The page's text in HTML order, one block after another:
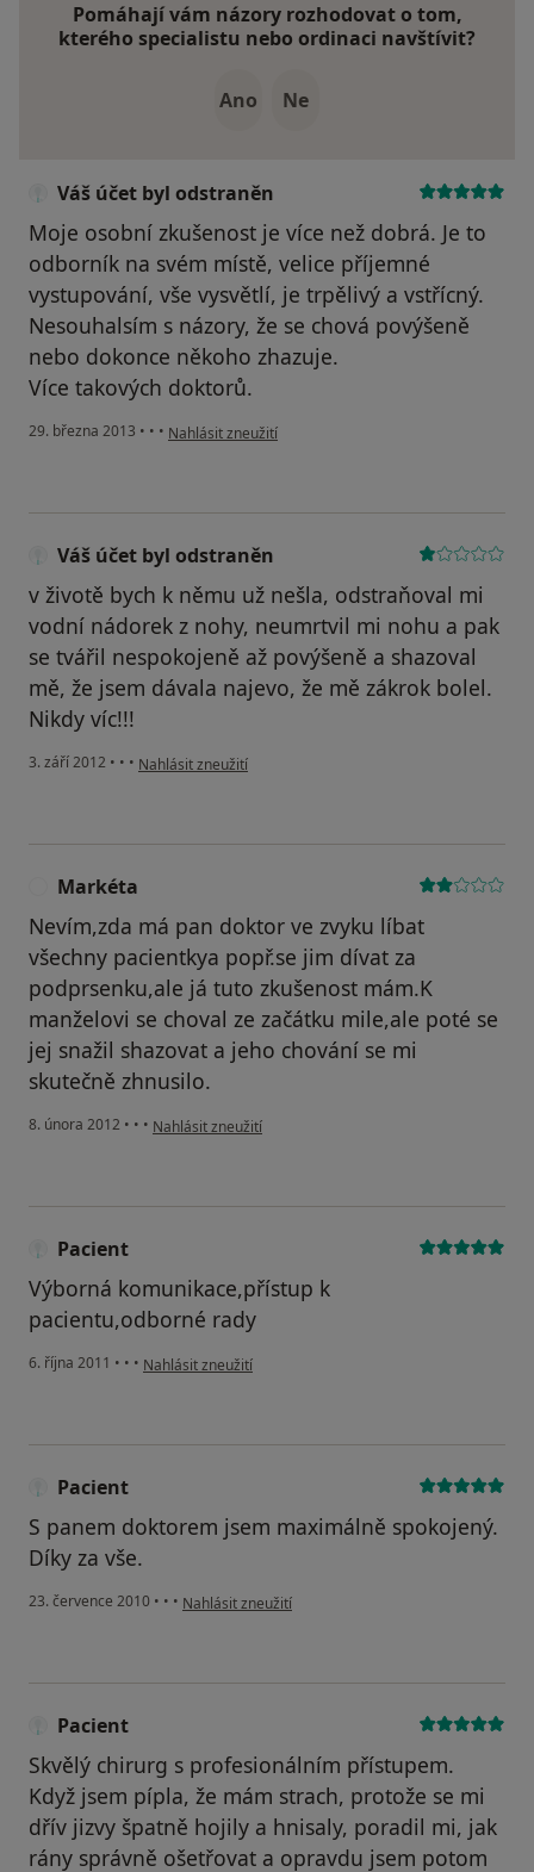
Pomáhají vám názory rozhodovat o tom,
kterého specialistu nebo ordinaci navštívit?
Ano Ne
Váš účet byl odstraněn
Moje osobní zkušenost je více než dobrá. Je to
odborník na svém místě, velice příjemné
vystupování, vše vysvětlí, je trpělivý a vstřícný.
Nesouhalsím s názory, že se chová povýšeně
nebo dokonce někoho zhazuje.
Více takových doktorů.
29. března 2013 • • • podle názoru uživatele Váš účet byl odstraněn
Nahlásit zneužití
Váš účet byl odstraněn
v životě bych k němu už nešla, odstraňoval mi
vodní nádorek z nohy, neumrtvil mi nohu a pak
se tvářil nespokojeně až povýšeně a shazoval
mě, že jsem dávala najevo, že mě zákrok bolel.
Nikdy víc!!!
3. září 2012 • • • podle názoru uživatele Váš účet byl odstraněn
Nahlásit zneužití
Markéta
Nevím,zda má pan doktor ve zvyku líbat
všechny pacientkya popř.se jim dívat za
podprsenku,ale já tuto zkušenost mám.K
manželovi se choval ze začátku mile,ale poté se
jej snažil shazovat a jeho chování se mi
skutečně zhnusilo.
8. února 2012 • • • podle názoru uživatele Markéta
Nahlásit zneužití
Pacient
Výborná komunikace,přístup k
pacientu,odborné rady
6. října 2011 • • • podle názoru uživatele Pacient
Nahlásit zneužití
Pacient
S panem doktorem jsem maximálně spokojený.
Díky za vše.
23. července 2010 • • • podle názoru uživatele Pacient
Nahlásit zneužití
Pacient
Skvělý chirurg s profesionálním přístupem.
Když jsem pípla, že mám strach, protože se mi
dřív jizvy špatně hojily a hnisaly, poradil mi, jak
rány správně ošetřovat a opravdu jsem potom